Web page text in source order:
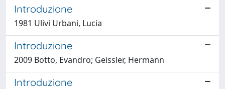
Introduzione
1981 Ulivi Urbani, Lucia
Introduzione
2009 Botto, Evandro; Geissler, Hermann
Introduzione